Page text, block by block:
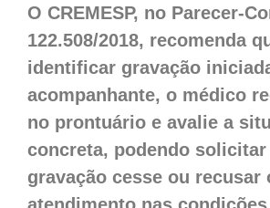
O CREMESP, no Parecer-
122.508/2018, recomenda
identificar gravação
acompanhante, o médico
no prontuário e avalie a
concreta, podendo solicitar
gravação cesse ou recusar